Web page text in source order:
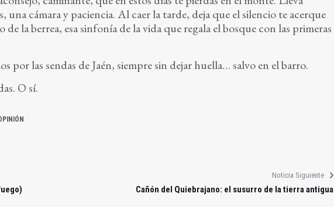
una cámara y paciencia. Al caer la tarde, deja que el silencio te acerque
de la berrea, esa sinfonía de la vida que regala el bosque con las primeras
por las sendas de Jaén, siempre sin dejar huella… salvo en el barro.
O sí.
Noticia Siguiente
Cañón del Quiebrajano: el susurro de la tierra antigua